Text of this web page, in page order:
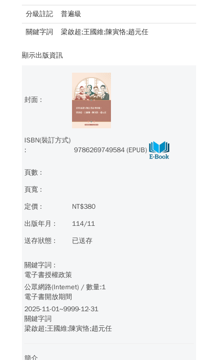
分級註記 普遍級
關鍵字詞 梁啟超;王國維;陳寅恪;趙元任
顯示出版資訊
9786269749584 (EPUB)
NT$380
114/11
已送存
電子書授權政策
公眾網路(Internet) / 數量:1
電子書開放期間
2025-11-01~9999-12-31
關鍵字詞
梁啟超;王國維;陳寅恪;趙元任
簡介